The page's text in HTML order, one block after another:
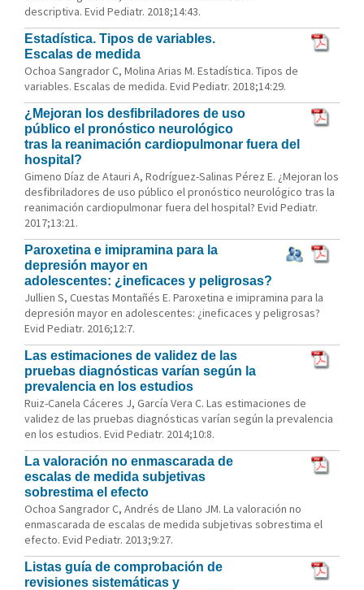
descriptiva. Evid Pediatr. 2018;14:43.
Estadística. Tipos de variables.
Escalas de medida
Ochoa Sangrador C, Molina Arias M. Estadística. Tipos de
variables. Escalas de medida. Evid Pediatr. 2018;14:29.
¿Mejoran los desfibriladores de uso
público el pronóstico neurológico
tras la reanimación cardiopulmonar fuera del
hospital?
Gimeno Díaz de Atauri A, Rodríguez-Salinas Pérez E. ¿Mejoran los
desfibriladores de uso público el pronóstico neurológico tras la
reanimación cardiopulmonar fuera del hospital? Evid Pediatr.
2017;13:21.
Paroxetina e imipramina para la
depresión mayor en
adolescentes: ¿ineficaces y peligrosas?
Jullien S, Cuestas Montañés E. Paroxetina e imipramina para la
depresión mayor en adolescentes: ¿ineficaces y peligrosas?
Evid Pediatr. 2016;12:7.
Las estimaciones de validez de las
pruebas diagnósticas varían según la
prevalencia en los estudios
Ruiz-Canela Cáceres J, García Vera C. Las estimaciones de
validez de las pruebas diagnósticas varían según la prevalencia
en los estudios. Evid Pediatr. 2014;10:8.
La valoración no enmascarada de
escalas de medida subjetivas
sobrestima el efecto
Ochoa Sangrador C, Andrés de Llano JM. La valoración no
enmascarada de escalas de medida subjetivas sobrestima el
efecto. Evid Pediatr. 2013;9:27.
Listas guía de comprobación de
revisiones sistemáticas y